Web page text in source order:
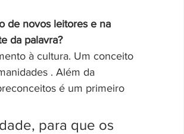
de novos leitores e na
da palavra?
à cultura. Um conceito
. Além da
é um primeiro
para que os